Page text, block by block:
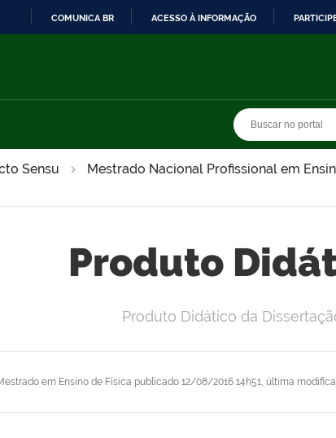
COMUNICA BR ACESSO À INFORMAÇÃO
Sensu Mestrado Nacional Profissional em
Produto
em Ensino de Física publicado 12/08/2016 14h51, última
Produto Didático da